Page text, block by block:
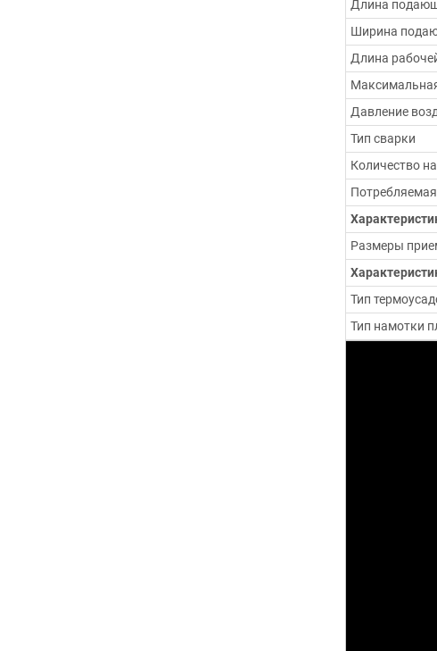
Длина
Ширина
Длина
Давление
Тип сварки
Количество
Размеры
Тип
Тип намотки